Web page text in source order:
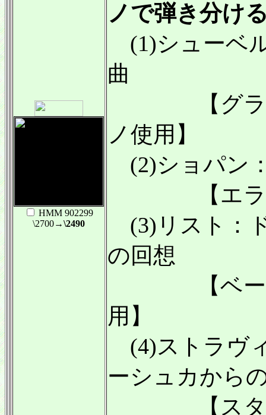
HMM 902299
\2700→\2490
ノで弾き分け
(1)シューベ
曲
【グラー
ノ使用】
(2)ショパン
【エラー
(3)リスト：
の回想
【ベーゼ
用】
(4)ストラヴ
ーシュカから
【スタイ